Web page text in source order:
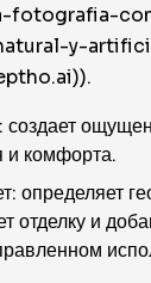
fotografia-
y-
создает
и комфорта.
определяет
отделку и